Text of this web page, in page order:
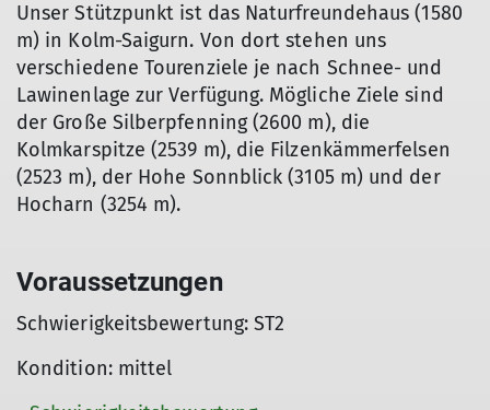
Unser Stützpunkt ist das Naturfreundehaus (1580
m) in Kolm-Saigurn. Von dort stehen uns
verschiedene Tourenziele je nach Schnee- und
Lawinenlage zur Verfügung. Mögliche Ziele sind
der Große Silberpfenning (2600 m), die
Kolmkarspitze (2539 m), die Filzenkämmerfelsen
(2523 m), der Hohe Sonnblick (3105 m) und der
Hocharn (3254 m).
Voraussetzungen
Schwierigkeitsbewertung: ST2
Kondition: mittel